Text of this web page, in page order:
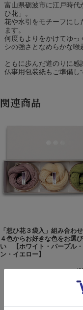
富山県砺波市に江戸時代
ひ花」。
花や水引をモチーフにし
ます。
何度もよりをかけてゆっ
シの強さとなめらかな喉
ともに歩んだ道のりに
仏事用包装紙もご準備し
関連商品
「想ひ花３袋入」組み合わ
４色からお好きな色をお選
い 【ホワイト・パープル
ン・イエロー】